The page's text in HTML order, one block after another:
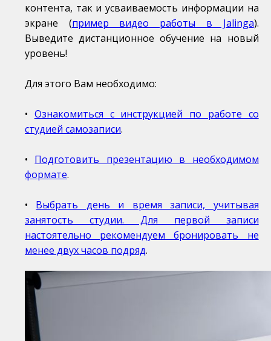
контента, так и усваиваемость информации на
экране (пример видео работы в Jalinga).
Выведите дистанционное обучение на новый
уровень!
Для этого Вам необходимо:
• Ознакомиться с инструкцией по работе со
студией самозаписи.
• Подготовить презентацию в необходимом
формате.
• Выбрать день и время записи, учитывая
занятость студии. Для первой записи
настоятельно рекомендуем бронировать не
менее двух часов подряд.